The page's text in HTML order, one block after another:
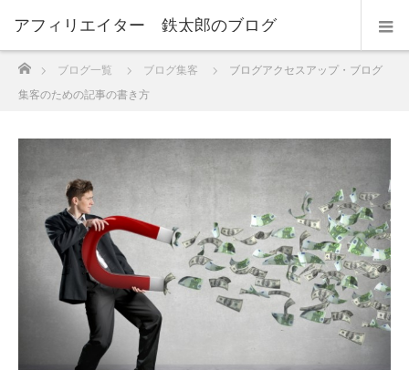
アフィリエイター 鉄太郎のブログ
ブログ一覧 ブログ集客
ブログアクセスアップ・ブログ
集客のための記事の書き方